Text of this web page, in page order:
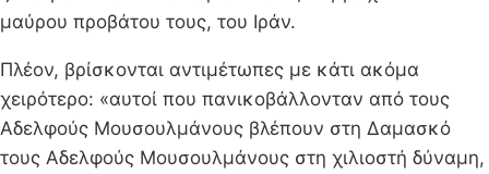
μαύρου προβάτου τους, του Ιράν.
Πλέον, βρίσκονται αντιμέτωπες με κάτι ακόμα
χειρότερο: «αυτοί που πανικοβάλλονταν από τους
Αδελφούς Μουσουλμάνους βλέπουν στη Δαμασκό
τους Αδελφούς Μουσουλμάνους στη χιλιοστή δύναμη,